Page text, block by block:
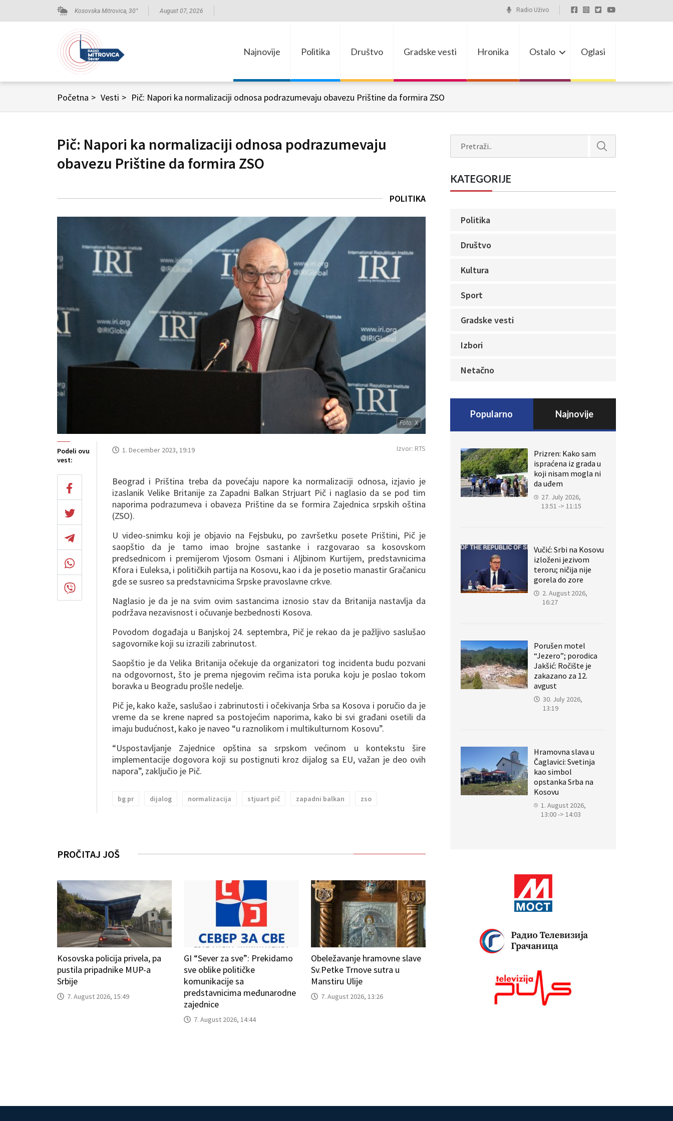
Kosovska Mitrovica, 30° August 07, 2026 Radio Uživo
Najnovije Politika Društvo Gradske vesti Hronika Ostalo Oglasi
Početna > Vesti > Pič: Napori ka normalizaciji odnosa podrazumevaju obavezu Prištine da formira ZSO
Pič: Napori ka normalizaciji odnosa podrazumevaju
obavezu Prištine da formira ZSO
POLITIKA
Foto: X
Podeli ovu
vest:
1. December 2023, 19:19 Izvor: RTS
Beograd i Priština treba da povećaju napore ka normalizaciji odnosa, izjavio je
izaslanik Velike Britanije za Zapadni Balkan Strjuart Pič i naglasio da se pod tim
naporima podrazumeva i obaveza Prištine da se formira Zajednica srpskih oština
(ZSO).
U video-snimku koji je objavio na Fejsbuku, po završetku posete Prištini, Pič je
saopštio da je tamo imao brojne sastanke i razgovarao sa kosovskom
predsednicom i premijerom Vjosom Osmani i Aljbinom Kurtijem, predstavnicima
Kfora i Euleksa, i političkih partija na Kosovu, kao i da je posetio manastir Gračanicu
gde se susreo sa predstavnicima Srpske pravoslavne crkve.
Naglasio je da je na svim ovim sastancima iznosio stav da Britanija nastavlja da
podržava nezavisnost i očuvanje bezbednosti Kosova.
Povodom događaja u Banjskoj 24. septembra, Pič je rekao da je pažljivo saslušao
sagovornike koji su izrazili zabrinutost.
Saopštio je da Velika Britanija očekuje da organizatori tog incidenta budu pozvani
na odgovornost, što je prema njegovim rečima ista poruka koju je poslao tokom
boravka u Beogradu prošle nedelje.
Pič je, kako kaže, saslušao i zabrinutosti i očekivanja Srba sa Kosova i poručio da je
vreme da se krene napred sa postojećim naporima, kako bi svi građani osetili da
imaju budućnost, kako je naveo “u raznolikom i multikulturnom Kosovu”.
“Uspostavljanje Zajednice opština sa srpskom većinom u kontekstu šire
implementacije dogovora koji su postignuti kroz dijalog sa EU, važan je deo ovih
napora”, zaključio je Pič.
bg pr dijalog normalizacija stjuart pič zapadni balkan zso
PROČITAJ JOŠ
Kosovska policija privela, pa
pustila pripadnike MUP-a
Srbije
7. August 2026, 15:49
GI “Sever za sve”: Prekidamo
sve oblike političke
komunikacije sa
predstavnicima međunarodne
zajednice
7. August 2026, 14:44
Obeležavanje hramovne slave
Sv.Petke Trnove sutra u
Manstiru Ulije
7. August 2026, 13:26
KATEGORIJE
Politika
Društvo
Kultura
Sport
Gradske vesti
Izbori
Netačno
Popularno Najnovije
Prizren: Kako sam
ispraćena iz grada u
koji nisam mogla ni
da uđem
27. July 2026,
13:51 -> 11:15
Vučić: Srbi na Kosovu
izloženi jezivom
teroru; ničija nije
gorela do zore
2. August 2026,
16:27
Porušen motel
“Jezero”; porodica
Jakšić: Ročište je
zakazano za 12.
avgust
30. July 2026,
13:19
Hramovna slava u
Čaglavici: Svetinja
kao simbol
opstanka Srba na
Kosovu
1. August 2026,
13:00 -> 14:03